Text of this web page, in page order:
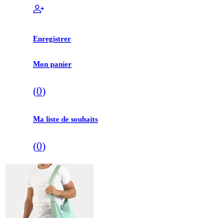
Enregistrer
Mon panier
(0)
Ma liste de souhaits
(0)